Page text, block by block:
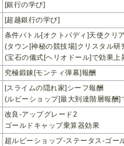
[銀行の学び]
[超越銀行の学び]
条件バトル[オクトバディ]天使クリ
(タウン[神秘の競技場]クリスタル研
(宝石の儀式[ヘリオドール]で効果上
究極鍛錬[モンティ弾幕]報酬
[スライムの隠れ家]シーフ報酬
(ルビーショップ[最大到達階層報酬]
改良-アップグレード2
ゴールドキャップ乗算器効果
超ルビーショップ-ステータス-ゴー